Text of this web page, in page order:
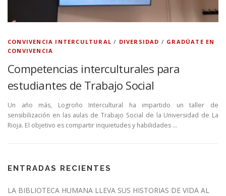
CONVIVENCIA INTERCULTURAL / DIVERSIDAD / GRADÚATE EN
CONVIVENCIA
Competencias interculturales para
estudiantes de Trabajo Social
Un año más, Logroño Intercultural ha impartido un taller de
sensibilización en las aulas de Trabajo Social de la Universidad de La
Rioja. El objetivo es compartir inquietudes y habilidades …
ENTRADAS RECIENTES
LA BIBLIOTECA HUMANA LLEVA SUS HISTORIAS DE VIDA AL